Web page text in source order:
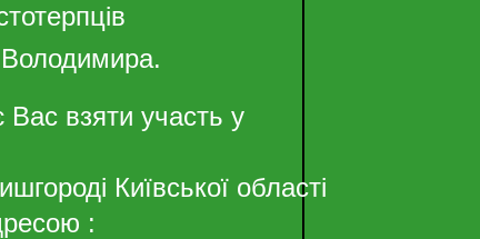
Володимира.
Вас взяти участь у
Київської області
: